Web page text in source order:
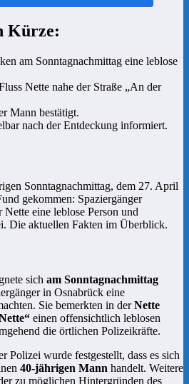
Kürze:
am Sonntagnachmittag eine leblose
Nette nahe der Straße „An der
Mann bestätigt.
nach der Entdeckung informiert.
Sonntagnachmittag, dem 27. April
gekommen: Spaziergänger
eine leblose Person und
Die aktuellen Fakten im Überblick.
sich am Sonntagnachmittag
in Osnabrück eine
Sie bemerkten in derNette
einen offensichtlich leblosen
die örtlichen Polizeikräfte.
Polizei wurde festgestellt, dass es sich
40-jährigen Mann handelt. Weitere
zu möglichen Hintergründen des